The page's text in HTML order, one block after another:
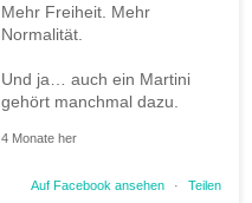
Mehr Freiheit. Mehr
Normalität.
Und ja… auch ein Martini
gehört manchmal dazu.
4 Monate her
Auf Facebook ansehen · Teilen